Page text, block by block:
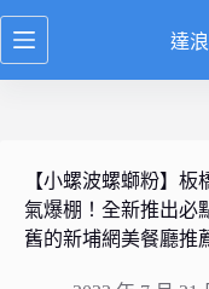
跳
至
達
【小螺波螺螄粉】
氣爆棚！全新推出必
舊的新埔網美餐廳推